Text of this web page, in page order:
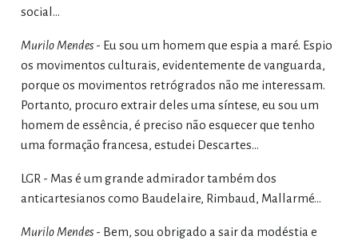
social…
Murilo Mendes- Eu sou um homem que espia a maré. Espio
os movimentos culturais, evidentemente de vanguarda,
porque os movimentos retrógrados não me interessam.
Portanto, procuro extrair deles uma síntese, eu sou um
homem de essência, é preciso não esquecer que tenho
uma formação francesa, estudei Descartes…
LGR - Mas é um grande admirador também dos
anticartesianos como Baudelaire, Rimbaud, Mallarmé…
Murilo Mendes- Bem, sou obrigado a sair da modéstia e